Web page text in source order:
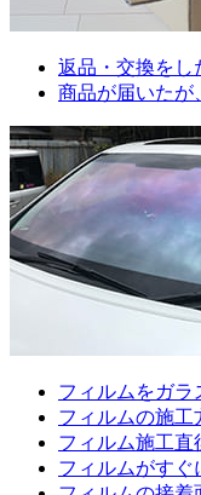
返品・交換をし
商品が届いたが
フィルムをガラ
フィルムの施工
フィルム施工直
フィルムがすぐ